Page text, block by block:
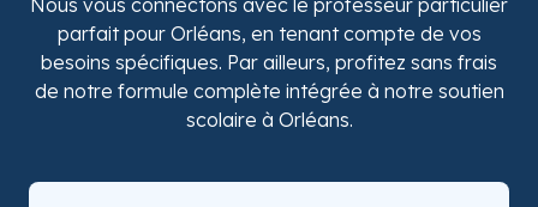
Nous vous connectons avec le professeur particulier
parfait pour Orléans, en tenant compte de vos
besoins spécifiques. Par ailleurs, profitez sans frais
de notre formule complète intégrée à notre soutien
scolaire à Orléans.